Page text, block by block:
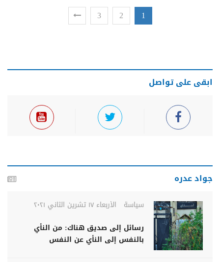
1
2
3
ابقى على تواصل
جواد عدره
سياسة
الأربعاء ١٧ تشرين الثاني ٢٠٢١
رسائل إلى صديق هناك: من النأي
بالنفس إلى النأي عن النفس